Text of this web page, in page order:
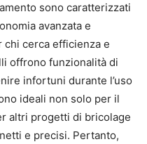
sono caratterizzati
avanzata e
cerca efficienza e
offrono funzionalità di
infortuni durante l’uso
ideali non solo per il
altri progetti di bricolage
e precisi. Pertanto,